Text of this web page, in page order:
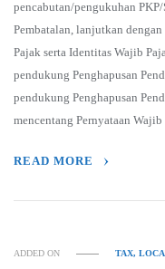
pencabutan/pengukuhan
Pembatalan, lanjutkan
Pajak serta Identitas Wajib
pendukung Penghapusan
pendukung Penghapusan
mencentang Pernyataan
READ MORE
ADDED ON TAX,